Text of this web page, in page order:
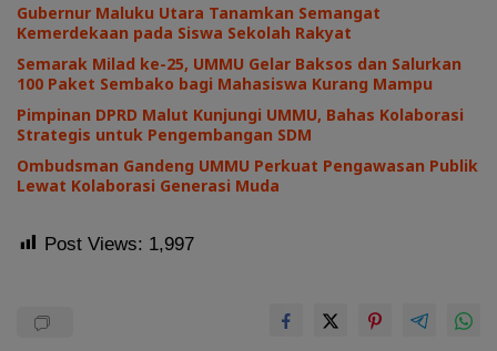
Gubernur Maluku Utara Tanamkan Semangat
Kemerdekaan pada Siswa Sekolah Rakyat
Semarak Milad ke-25, UMMU Gelar Baksos dan Salurkan
100 Paket Sembako bagi Mahasiswa Kurang Mampu
Pimpinan DPRD Malut Kunjungi UMMU, Bahas Kolaborasi
Strategis untuk Pengembangan SDM
Ombudsman Gandeng UMMU Perkuat Pengawasan Publik
Lewat Kolaborasi Generasi Muda
Post Views: 1,997